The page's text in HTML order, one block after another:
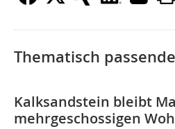
Thematisch
Kalksandstein bleibt
mehrgeschossigen